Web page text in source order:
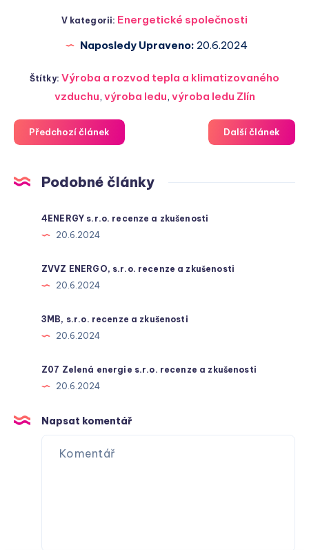
V kategorii: Energetické společnosti
Naposledy Upraveno: 20.6.2024
Štítky:Výroba a rozvod tepla a klimatizovaného
vzduchu, výroba ledu, výroba ledu Zlín
Předchozí článek Další článek
Podobné články
4ENERGY s.r.o. recenze a zkušenosti
20.6.2024
ZVVZ ENERGO, s.r.o. recenze a zkušenosti
20.6.2024
3MB, s.r.o. recenze a zkušenosti
20.6.2024
Z07 Zelená energie s.r.o. recenze a zkušenosti
20.6.2024
Napsat komentář